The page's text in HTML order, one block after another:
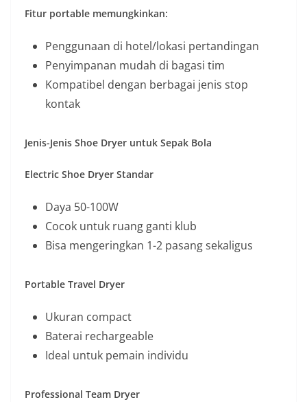
Fitur portable memungkinkan:
Penggunaan di hotel/lokasi pertandingan
Penyimpanan mudah di bagasi tim
Kompatibel dengan berbagai jenis stop
kontak
Jenis-Jenis Shoe Dryer untuk Sepak Bola
Electric Shoe Dryer Standar
Daya 50-100W
Cocok untuk ruang ganti klub
Bisa mengeringkan 1-2 pasang sekaligus
Portable Travel Dryer
Ukuran compact
Baterai rechargeable
Ideal untuk pemain individu
Professional Team Dryer